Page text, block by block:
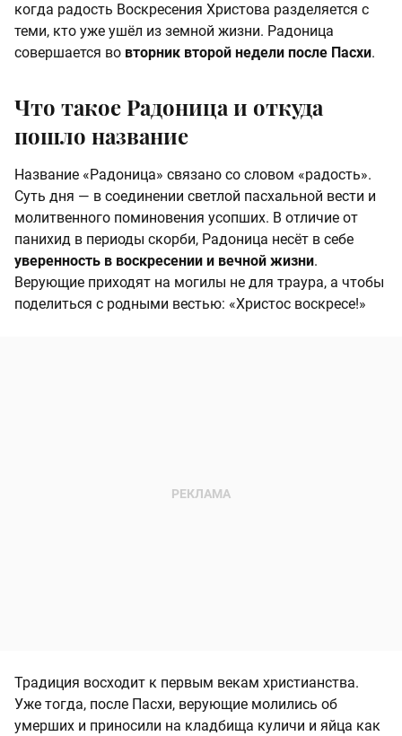
когда радость Воскресения Христова разделяется с
теми, кто уже ушёл из земной жизни. Радоница
совершается во вторник второй недели после Пасхи.
Что такое Радоница и откуда
пошло название
Название «Радоница» связано со словом «радость».
Суть дня — в соединении светлой пасхальной вести и
молитвенного поминовения усопших. В отличие от
панихид в периоды скорби, Радоница несёт в себе
уверенность в воскресении и вечной жизни.
Верующие приходят на могилы не для траура, а чтобы
поделиться с родными вестью: «Христос воскресе!»
Традиция восходит к первым векам христианства.
Уже тогда, после Пасхи, верующие молились об
умерших и приносили на кладбища куличи и яйца как